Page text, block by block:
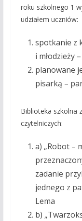
roku szkolnego 1
udziałem uczniów:
spotkanie z
i młodzieży
planowane
pisarką –
Biblioteka szkolna
czytelniczych:
a) „Robot –
zadanie
jednego z
Lema
b)